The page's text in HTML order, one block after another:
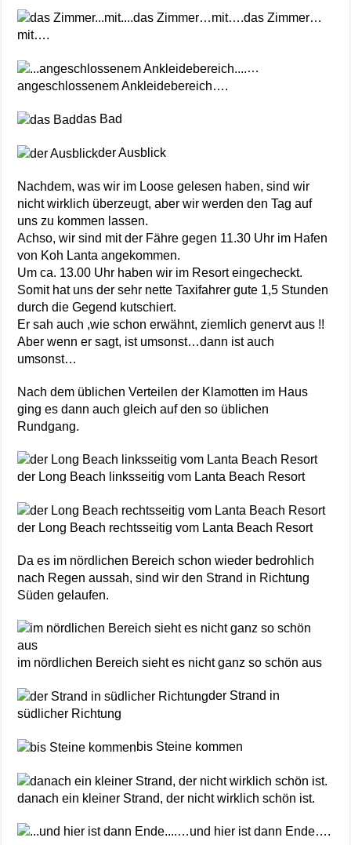
das Zimmer…mit….das Zimmer…
mit….
…
angeschlossenem Ankleidebereich….
das Bad
der Ausblick
Nachdem, was wir im Loose gelesen haben, sind wir
nicht wirklich überzeugt, aber wir werden den Tag auf
uns zu kommen lassen.
Achso, wir sind mit der Fähre gegen 11.30 Uhr im Hafen
von Koh Lanta angekommen.
Um ca. 13.00 Uhr haben wir im Resort eingecheckt.
Somit hat uns der sehr nette Taxifahrer gute 1,5 Stunden
durch die Gegend kutschiert.
Er sah auch ,wie schon erwähnt, ziemlich genervt aus !!
Aber wenn er sagt, ist umsonst…dann ist auch
umsonst…
Nach dem üblichen Verteilen der Klamotten im Haus
ging es dann auch gleich auf den so üblichen
Rundgang.
der Long Beach linksseitig vom Lanta Beach Resort
der Long Beach rechtsseitig vom Lanta Beach Resort
Da es im nördlichen Bereich schon wieder bedrohlich
nach Regen aussah, sind wir den Strand in Richtung
Süden gelaufen.
im nördlichen Bereich sieht es nicht ganz so schön aus
der Strand in
südlicher Richtung
bis Steine kommen
danach ein kleiner Strand, der nicht wirklich schön ist.
…und hier ist dann Ende….